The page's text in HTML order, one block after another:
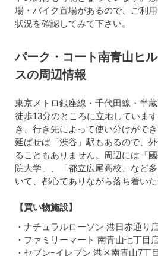
場・バイク置場があるので、ご利
状況を確認してみて下さい。
パーク・コート南青山ヒ
スの周辺情報
東京メトロ銀座線・千代田線・半
徒歩13分のところに立地していま
き、行き先によって使い分けがで
延ばせば「渋谷」駅もあるので、
ることもありません。周辺には「
院大学」、「都立広尾高校」など
いて、都心でありながら落ち着い
【買い物施設】
・ナチュラルローソン 港日赤通り
・ファミリーマート 南青山七丁目
・セブンｰイレブン 港区南青山7丁